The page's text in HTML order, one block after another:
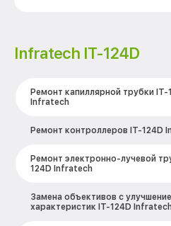
Infratech IT-124D
Ремонт капиллярной трубки IT-
Infratech
Ремонт контроллеров IT-124D
Ремонт электронно-лучевой
124D Infratech
Замена объективов с
характеристик IT-124D